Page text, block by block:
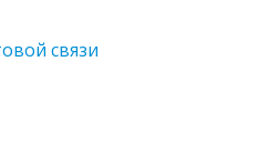
связи